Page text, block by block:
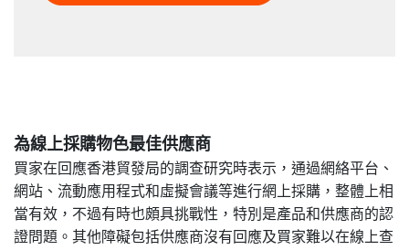
為線上採購物色最佳供應商
買家在回應香港貿發局的調查研究時表示，通過網絡平台、
網站、流動應用程式和虛擬會議等進行網上採購，整體上相
當有效，不過有時也頗具挑戰性，特別是產品和供應商的認
證問題。其他障礙包括供應商沒有回應及買家難以在線上查